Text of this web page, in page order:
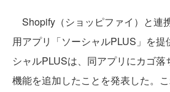
Shopify（ショッピファイ）と連
用アプリ「ソーシャルPLUS」を提
シャルPLUSは、同アプリにカゴ
機能を追加したことを発表した。